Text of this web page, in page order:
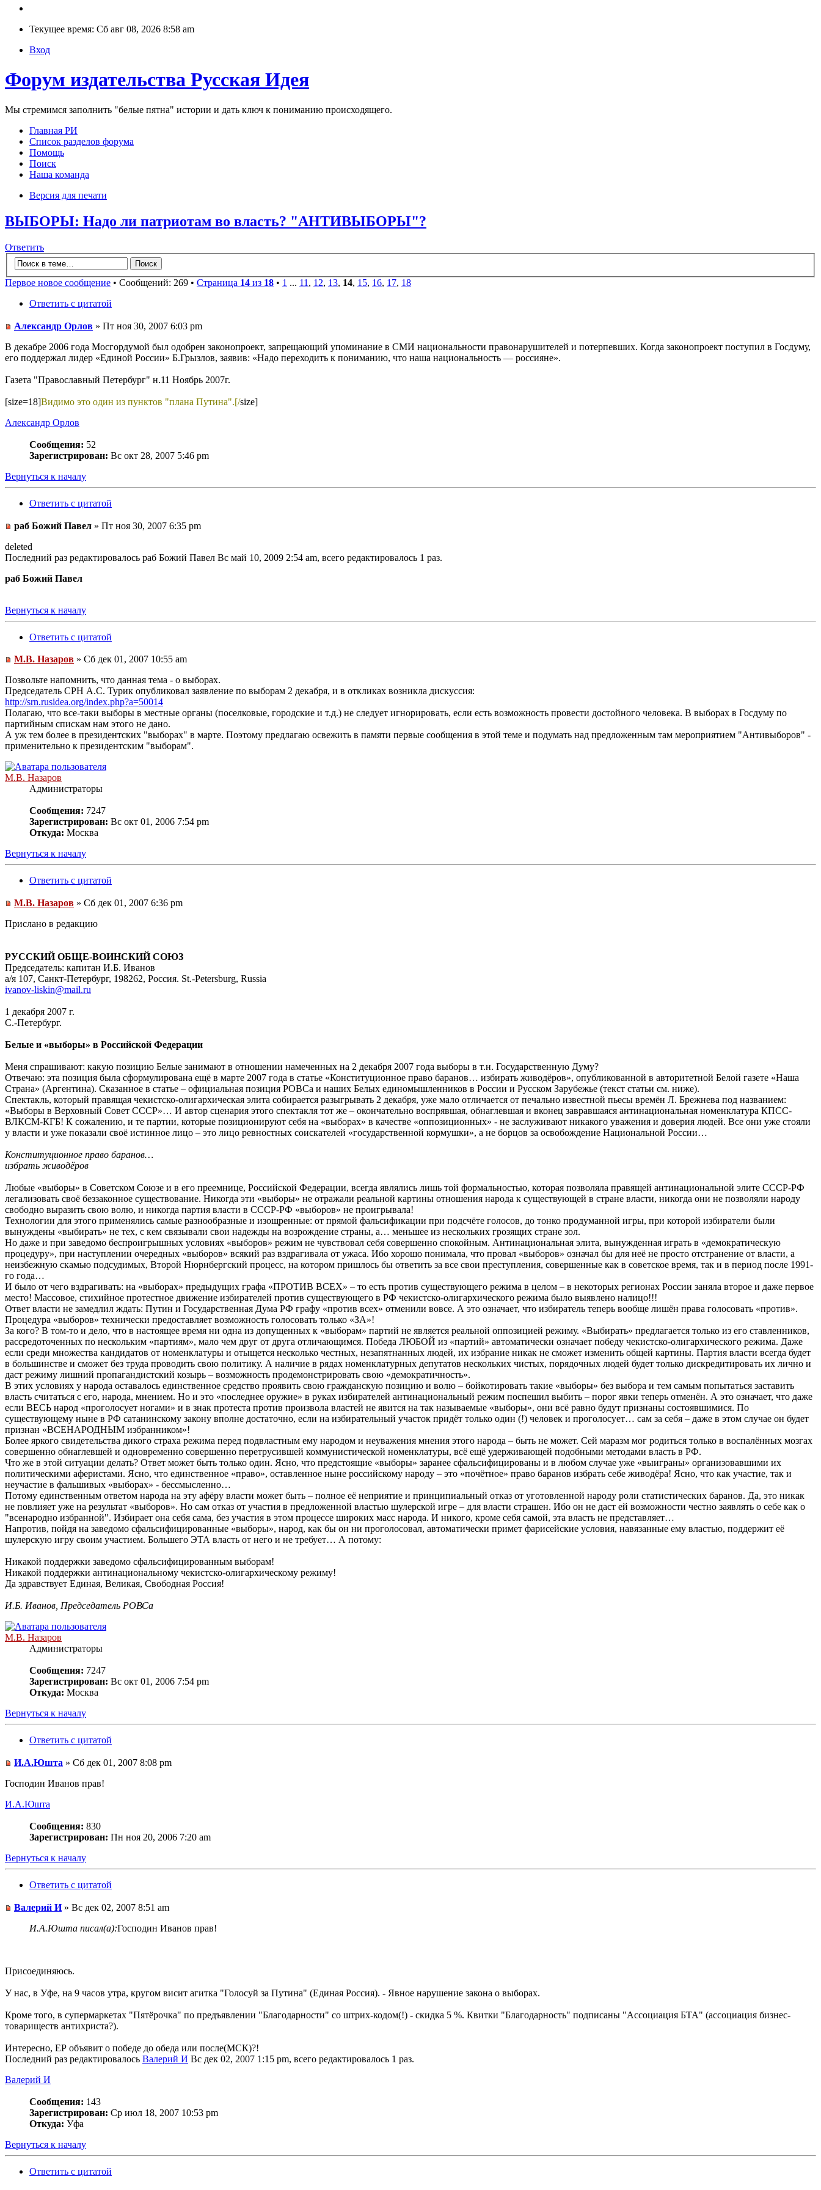
Текущее время: Сб авг 08, 2026 8:58 am
Вход
Форум издательства Русская Идея
Мы стремимся заполнить "белые пятна" истории и дать ключ к пониманию происходящего.
Главная РИ
Список разделов форума
Помощь
Поиск
Наша команда
Версия для печати
ВЫБОРЫ: Надо ли патриотам во власть? "АНТИВЫБОРЫ"?
Ответить
Первое новое сообщение • Сообщений: 269 • Страница 14 из 18 • 1 ... 11 , 12, 13, 14, 15, 16, 17, 18
Ответить с цитатой
Александр Орлов » Пт ноя 30, 2007 6:03 pm
В декабре 2006 года Мосгордумой был одобрен законопроект, запрещающий упоминание в СМИ национальности правонарушителей и потерпевших. Когда законопроект поступил в Госдуму,
его поддержал лидер «Единой России» Б.Грызлов, заявив: «Надо переходить к пониманию, что наша национальность — россияне».
Газета "Православный Петербург" н.11 Ноябрь 2007г.
[size=18]Видимо это один из пунктов "плана Путина".[/size]
Александр Орлов
Сообщения: 52
Зарегистрирован: Вс окт 28, 2007 5:46 pm
Вернуться к началу
Ответить с цитатой
раб Божий Павел » Пт ноя 30, 2007 6:35 pm
deleted
Последний раз редактировалось раб Божий Павел Вс май 10, 2009 2:54 am, всего редактировалось 1 раз.
раб Божий Павел
Вернуться к началу
Ответить с цитатой
М.В. Назаров » Сб дек 01, 2007 10:55 am
Позвольте напомнить, что данная тема - о выборах.
Председатель СРН А.С. Турик опубликовал заявление по выборам 2 декабря, и в откликах возникла дискуссия:
http://srn.rusidea.org/index.php?a=50014
Полагаю, что все-таки выборы в местные органы (поселковые, городские и т.д.) не следует игнорировать, если есть возможность провести достойного человека. В выборах в Госдуму по
партийным спискам нам этого не дано.
А уж тем более в президентских "выборах" в марте. Поэтому предлагаю освежить в памяти первые сообщения в этой теме и подумать над предложенным там мероприятием "Антивыборов" -
применительно к президентским "выборам".
М.В. Назаров
Администраторы
Сообщения: 7247
Зарегистрирован: Вс окт 01, 2006 7:54 pm
Откуда: Москва
Вернуться к началу
Ответить с цитатой
М.В. Назаров » Сб дек 01, 2007 6:36 pm
Прислано в редакцию
РУССКИЙ ОБЩЕ-ВОИНСКИЙ СОЮЗ
Председатель: капитан И.Б. Иванов
а/я 107, Санкт-Петербург, 198262, Россия. St.-Petersburg, Russia
ivanov-liskin@mail.ru
1 декабря 2007 г.
С.-Петербург.
Белые и «выборы» в Российской Федерации
Меня спрашивают: какую позицию Белые занимают в отношении намеченных на 2 декабря 2007 года выборы в т.н. Государственную Думу?
Отвечаю: эта позиция была сформулирована ещё в марте 2007 года в статье «Конституционное право баранов… избирать живодёров», опубликованной в авторитетной Белой газете «Наша
Страна» (Аргентина). Сказанное в статье – официальная позиция РОВСа и наших Белых единомышленников в России и Русском Зарубежье (текст статьи см. ниже).
Спектакль, который правящая чекистско-олигархическая элита собирается разыгрывать 2 декабря, уже мало отличается от печально известной пьесы времён Л. Брежнева под названием:
«Выборы в Верховный Совет СССР»… И автор сценария этого спектакля тот же – окончательно воспрявшая, обнаглевшая и вконец завравшаяся антинациональная номенклатура КПСС-
ВЛКСМ-КГБ! К сожалению, и те партии, которые позиционируют себя на «выборах» в качестве «оппозиционных» - не заслуживают никакого уважения и доверия людей. Все они уже стояли
у власти и уже показали своё истинное лицо – это лицо ревностных соискателей «государственной кормушки», а не борцов за освобождение Национальной России…
Конституционное право баранов…
избрать живодёров
Любые «выборы» в Советском Союзе и в его преемнице, Российской Федерации, всегда являлись лишь той формальностью, которая позволяла правящей антинациональной элите СССР-РФ
легализовать своё беззаконное существование. Никогда эти «выборы» не отражали реальной картины отношения народа к существующей в стране власти, никогда они не позволяли народу
свободно выразить свою волю, и никогда партия власти в СССР-РФ «выборов» не проигрывала!
Технологии для этого применялись самые разнообразные и изощренные: от прямой фальсификации при подсчёте голосов, до тонко продуманной игры, при которой избиратели были
вынуждены «выбирать» не тех, с кем связывали свои надежды на возрождение страны, а… меньшее из нескольких грозящих стране зол.
Но даже и при заведомо беспроигрышных условиях «выборов» режим не чувствовал себя совершенно спокойным. Антинациональная элита, вынужденная играть в «демократическую
процедуру», при наступлении очередных «выборов» всякий раз вздрагивала от ужаса. Ибо хорошо понимала, что провал «выборов» означал бы для неё не просто отстранение от власти, а
неизбежную скамью подсудимых, Второй Нюрнбергский процесс, на котором пришлось бы ответить за все свои преступления, совершенные как в советское время, так и в период после 1991-
го года…
И было от чего вздрагивать: на «выборах» предыдущих графа «ПРОТИВ ВСЕХ» – то есть против существующего режима в целом – в некоторых регионах России заняла второе и даже первое
место! Массовое, стихийное протестное движение избирателей против существующего в РФ чекистско-олигархического режима было выявлено налицо!!!
Ответ власти не замедлил ждать: Путин и Государственная Дума РФ графу «против всех» отменили вовсе. А это означает, что избиратель теперь вообще лишён права голосовать «против».
Процедура «выборов» технически предоставляет возможность голосовать только «ЗА»!
За кого? В том-то и дело, что в настоящее время ни одна из допущенных к «выборам» партий не является реальной оппозицией режиму. «Выбирать» предлагается только из его ставленников,
рассредоточенных по нескольким «партиям», мало чем друг от друга отличающимся. Победа ЛЮБОЙ из «партий» автоматически означает победу чекистско-олигархического режима. Даже
если среди множества кандидатов от номенклатуры и отыщется несколько честных, незапятнанных людей, их избрание никак не сможет изменить общей картины. Партия власти всегда будет
в большинстве и сможет без труда проводить свою политику. А наличие в рядах номенклатурных депутатов нескольких чистых, порядочных людей будет только дискредитировать их лично и
даст режиму лишний пропагандистский козырь – возможность продемонстрировать свою «демократичность».
В этих условиях у народа оставалось единственное средство проявить свою гражданскую позицию и волю – бойкотировать такие «выборы» без выбора и тем самым попытаться заставить
власть считаться с его, народа, мнением. Но и это «последнее оружие» в руках избирателей антинациональный режим поспешил выбить – порог явки теперь отменён. А это означает, что даже
если ВЕСЬ народ «проголосует ногами» и в знак протеста против произвола властей не явится на так называемые «выборы», они всё равно будут признаны состоявшимися. По
существующему ныне в РФ сатанинскому закону вполне достаточно, если на избирательный участок придёт только один (!) человек и проголосует… сам за себя – даже в этом случае он будет
признан «ВСЕНАРОДНЫМ избранником»!
Более яркого свидетельства дикого страха режима перед подвластным ему народом и неуважения мнения этого народа – быть не может. Сей маразм мог родиться только в воспалённых мозгах
совершенно обнаглевшей и одновременно совершенно перетрусившей коммунистической номенклатуры, всё ещё удерживающей подобными методами власть в РФ.
Что же в этой ситуации делать? Ответ может быть только один. Ясно, что предстоящие «выборы» заранее сфальсифицированы и в любом случае уже «выиграны» организовавшими их
политическими аферистами. Ясно, что единственное «право», оставленное ныне российскому народу – это «почётное» право баранов избрать себе живодёра! Ясно, что как участие, так и
неучастие в фальшивых «выборах» - бессмысленно…
Потому единственным ответом народа на эту афёру власти может быть – полное её неприятие и принципиальный отказ от уготовленной народу роли статистических баранов. Да, это никак
не повлияет уже на результат «выборов». Но сам отказ от участия в предложенной властью шулерской игре – для власти страшен. Ибо он не даст ей возможности честно заявлять о себе как о
"всенародно избранной". Избирает она себя сама, без участия в этом процессе широких масс народа. И никого, кроме себя самой, эта власть не представляет…
Напротив, пойдя на заведомо сфальсифицированные «выборы», народ, как бы он ни проголосовал, автоматически примет фарисейские условия, навязанные ему властью, поддержит её
шулерскую игру своим участием. Большего ЭТА власть от него и не требует… А потому:
Никакой поддержки заведомо сфальсифицированным выборам!
Никакой поддержки антинациональному чекистско-олигархическому режиму!
Да здравствует Единая, Великая, Свободная Россия!
И.Б. Иванов, Председатель РОВСа
М.В. Назаров
Администраторы
Сообщения: 7247
Зарегистрирован: Вс окт 01, 2006 7:54 pm
Откуда: Москва
Вернуться к началу
Ответить с цитатой
И.А.Юшта » Сб дек 01, 2007 8:08 pm
Господин Иванов прав!
И.А.Юшта
Сообщения: 830
Зарегистрирован: Пн ноя 20, 2006 7:20 am
Вернуться к началу
Ответить с цитатой
Валерий И» Вс дек 02, 2007 8:51 am
И.А.Юшта писал(а):Господин Иванов прав!
Присоединяюсь.
У нас, в Уфе, на 9 часов утра, кругом висит агитка "Голосуй за Путина" (Единая Россия). - Явное нарушение закона о выборах.
Кроме того, в супермаркетах "Пятёрочка" по предъявлении "Благодарности" со штрих-кодом(!) - скидка 5 %. Квитки "Благодарность" подписаны "Ассоциация БТА" (ассоциация бизнес-
товариществ антихриста?).
Интересно, ЕР объявит о победе до обеда или после(МСК)?!
Последний раз редактировалось Валерий И Вс дек 02, 2007 1:15 pm, всего редактировалось 1 раз.
Валерий И
Сообщения: 143
Зарегистрирован: Ср июл 18, 2007 10:53 pm
Откуда: Уфа
Вернуться к началу
Ответить с цитатой